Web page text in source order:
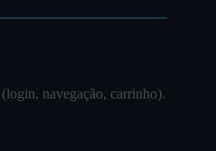
navegação, carrinho).